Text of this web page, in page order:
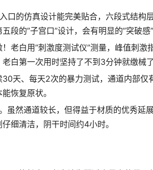
口的仿真设计能完美贴合，六段式结构
段的”子宫口”设计，会有明显的”突破感”
！老白用”刺激度测试仪”测量，峰值刺
白第一次用时坚持了不到3分钟就缴械了
30天、每天2次的暴力测试，通道内部
恢复原状。
虽然通道较长，但得益于材质的优秀延
细清洁，阴干时间约4小时。